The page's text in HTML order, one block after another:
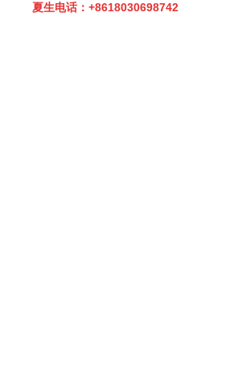
夏生电话：+8618030698742